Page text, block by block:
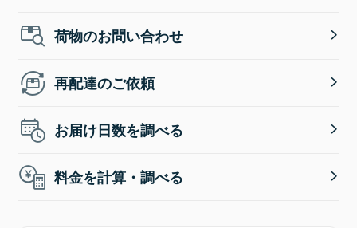
荷物のお問い合わせ
再配達のご依頼
お届け日数を調べる
料金を計算・調べる